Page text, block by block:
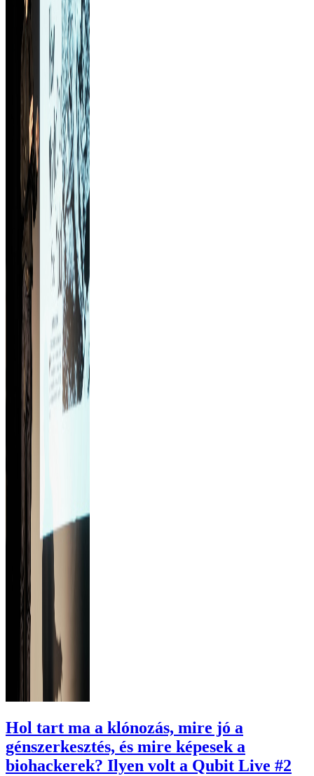
Hol tart ma a klónozás, mire jó a
génszerkesztés, és mire képesek a
biohackerek? Ilyen volt a Qubit Live #2